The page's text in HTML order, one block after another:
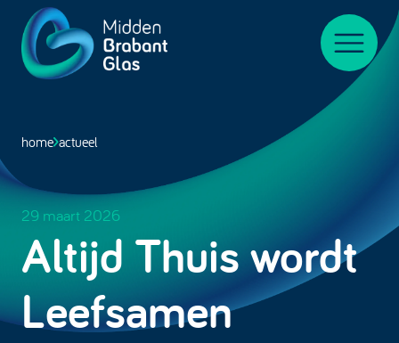
Midden-
BrabantGlas
Menu
home actueel
29 maart 2026
Altijd Thuis wordt
Leefsamen